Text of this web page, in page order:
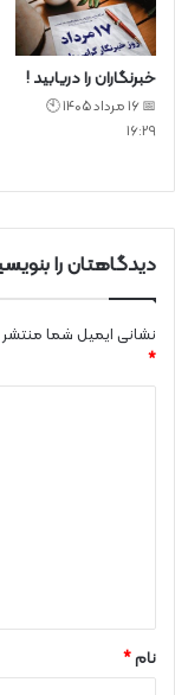
خبرنگاران را دریابید !
📅 16 مرداد 1405 🕙
16:29
دیدگاهتان را
نشانی ایمیل شما
*
نام*